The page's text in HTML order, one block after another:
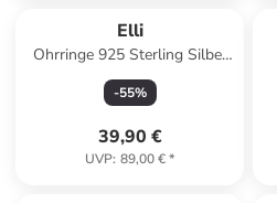
Elli
Ohrringe 925 Sterling Silber
Geo in Gold
-55%
39,90 €
UVP: 89,00 €*